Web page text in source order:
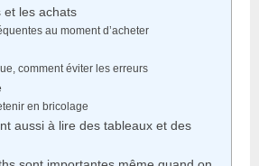
et les achats
au moment d’acheter
comment éviter les erreurs
en bricolage
aussi à lire des tableaux et des